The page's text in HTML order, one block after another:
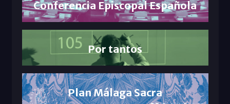
Conferencia Episcopal Española
Por tantos
Plan Málaga Sacra